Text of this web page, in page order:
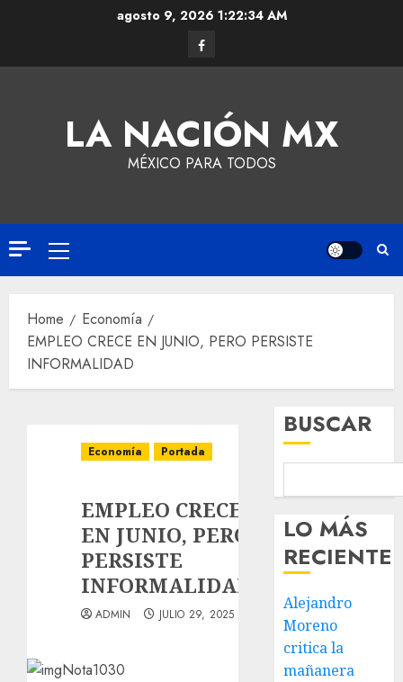
agosto 9, 2026 1:22:35 AM
LA NACIÓN MX
MÉXICO PARA TODOS
Home
Economía
EMPLEO CRECE EN JUNIO, PERO PERSISTE
INFORMALIDAD
Economía Portada
EMPLEO CRECE
EN JUNIO, PERO
PERSISTE
INFORMALIDAD
ADMIN JULIO 29, 2025
BUSCAR
LO MÁS
RECIENTE
Alejandro
Moreno
critica la
mañanera